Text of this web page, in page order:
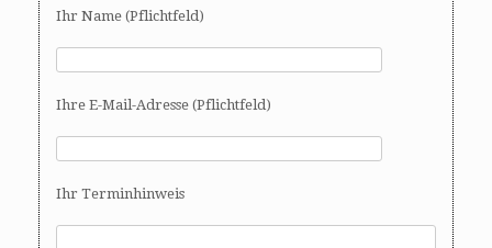
Ihr Name (Pflichtfeld)
Ihre E-Mail-Adresse (Pflichtfeld)
Ihr Terminhinweis